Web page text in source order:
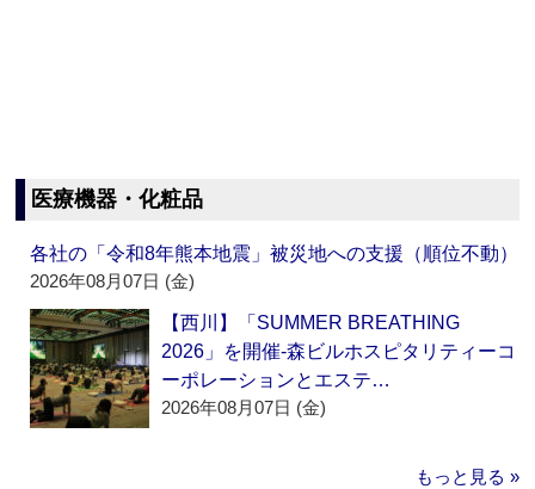
医療機器・化粧品
各社の「令和8年熊本地震」被災地への支援（順位不動）
2026年08月07日 (金)
【西川】「SUMMER BREATHING
2026」を開催‐森ビルホスピタリティーコ
ーポレーションとエステ…
2026年08月07日 (金)
もっと見る »